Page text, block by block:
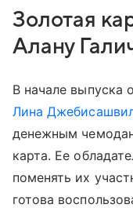
Золотая
Алану
В начале выпуска
Лина
денежным
карта. Ее
поменять их
готова